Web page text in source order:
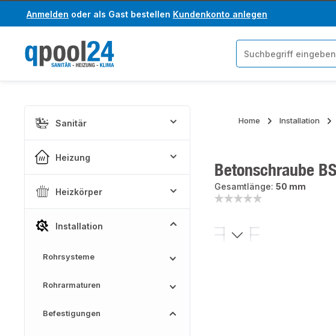
Hauptinhalt springen
Zur Suche springen
Anmelden oder als Gast bestellen Kundenkonto anlegen
Sanitär
Heizung
Heizkörper
Installation
Rohrsysteme
Rohrarmaturen
Befestigungen
Home Installation
Betonschraube
Gesamtlänge: 50 mm
Bildergalerie überspringen